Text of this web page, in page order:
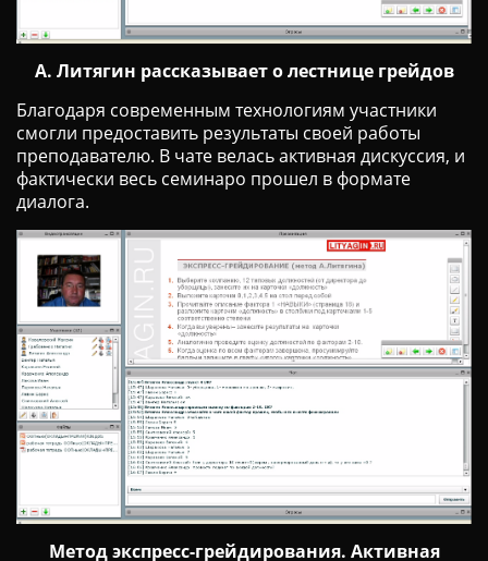
А. Литягин рассказывает о лестнице грейдов
Благодаря современным технологиям участники
смогли предоставить результаты своей работы
преподавателю. В чате велась активная дискуссия, и
фактически весь семинаро прошел в формате
диалога.
Метод экспресс-грейдирования. Активная